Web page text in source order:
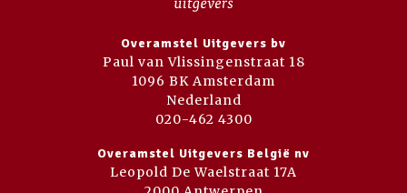
Overamstel Uitgevers bv
Paul van Vlissingenstraat 18
1096 BK Amsterdam
Nederland
020-462 4300
Overamstel Uitgevers België nv
Leopold De Waelstraat 17A